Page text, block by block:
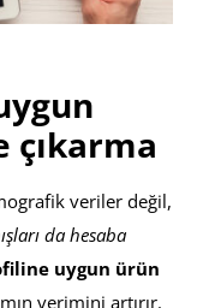
çıkarma
veriler değil,
da hesaba
uygun ürün
verimini artırır.